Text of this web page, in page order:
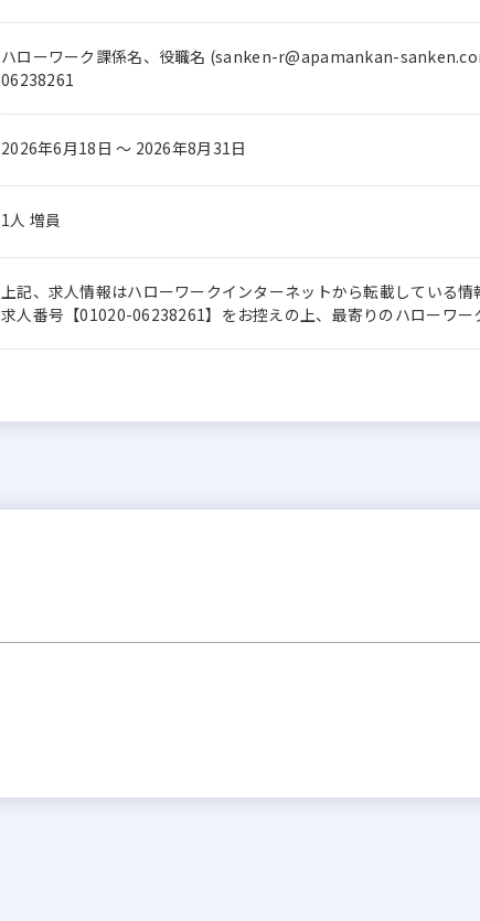
ハローワーク課係名、役職名 (sanken-r@apamankan-
06238261
2026年6月18日 〜 2026年8月31日
1人 増員
上記、求人情報はハローワークインターネットから転載している情
求人番号【01020-06238261】をお控えの上、最寄りのハローワ